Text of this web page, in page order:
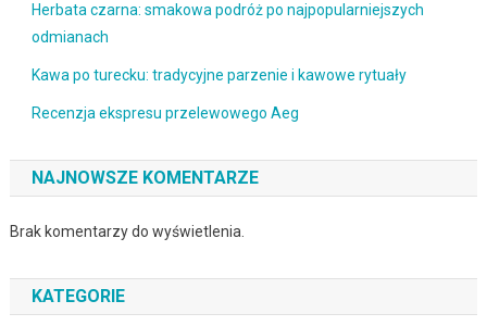
Herbata czarna: smakowa podróż po najpopularniejszych
odmianach
Kawa po turecku: tradycyjne parzenie i kawowe rytuały
Recenzja ekspresu przelewowego Aeg
NAJNOWSZE KOMENTARZE
Brak komentarzy do wyświetlenia.
KATEGORIE